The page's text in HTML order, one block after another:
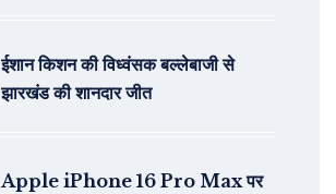
ईशान किशन की विध्वंसक बल्लेबाजी से
झारखंड की शानदार जीत
Apple iPhone 16 Pro Max पर